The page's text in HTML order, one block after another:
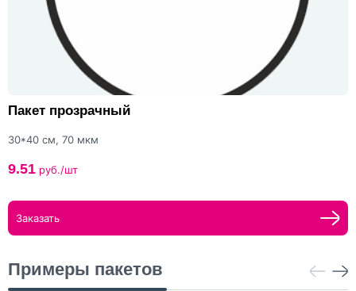
Пакет прозрачный
30*40 см, 70 мкм
9.51 руб./шт
Заказать
Примеры пакетов